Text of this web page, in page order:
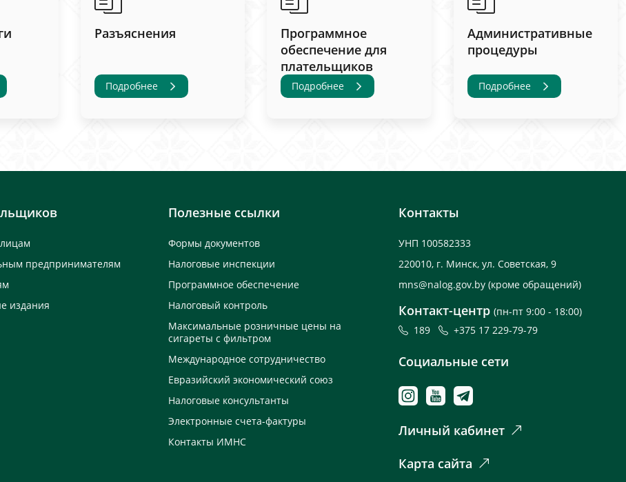
Разъяснения
Подробнее
Программное
обеспечение для
плательщиков
Подробнее
Административные
процедуры
Подробнее
предпринимателям
издания
Полезные ссылки
Формы документов
Налоговые инспекции
Программное обеспечение
Налоговый контроль
Максимальные розничные цены на
сигареты с фильтром
Международное сотрудничество
Евразийский экономический союз
Налоговые консультанты
Электронные счета-фактуры
Контакты ИМНС
Контакты
УНП 100582333
220010, г. Минск, ул. Советская, 9
mns@nalog.gov.by (кроме обращений)
Контакт-центр (пн-пт 9:00 - 18:00)
189
+375 17 229-79-79
Социальные сети
Личный кабинет
Карта сайта